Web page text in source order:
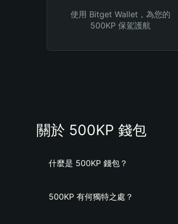
使用 Bitget Wallet，為您的
500KP 保駕護航
關於 500KP 錢包
什麼是 500KP 錢包？
500KP 有何獨特之處？